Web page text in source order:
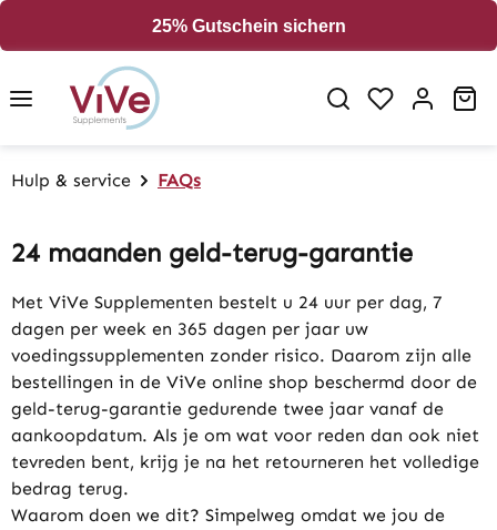
25% Gutschein sichern
Hulp & service FAQs
24 maanden geld-terug-garantie
Met ViVe Supplementen bestelt u 24 uur per dag, 7
dagen per week en 365 dagen per jaar uw
voedingssupplementen zonder risico. Daarom zijn alle
bestellingen in de ViVe online shop beschermd door de
geld-terug-garantie gedurende twee jaar vanaf de
aankoopdatum. Als je om wat voor reden dan ook niet
tevreden bent, krijg je na het retourneren het volledige
bedrag terug.
Waarom doen we dit? Simpelweg omdat we jou de